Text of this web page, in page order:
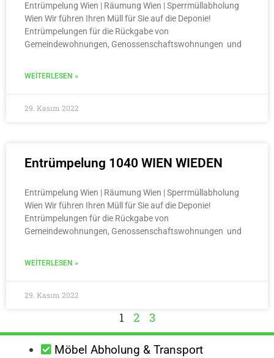
Entrümpelung Wien | Räumung Wien | Sperrmüllabholung
Wien Wir führen Ihren Müll für Sie auf die Deponie!
Entrümpelungen für die Rückgabe von
Gemeindewohnungen, Genossenschaftswohnungen und
WEITERLESEN »
29. Kasım 2022
Entrümpelung 1040 WIEN WIEDEN
Entrümpelung Wien | Räumung Wien | Sperrmüllabholung
Wien Wir führen Ihren Müll für Sie auf die Deponie!
Entrümpelungen für die Rückgabe von
Gemeindewohnungen, Genossenschaftswohnungen und
WEITERLESEN »
29. Kasım 2022
1 2 3
Möbel Abholung & Transport